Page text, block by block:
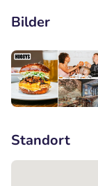
Bilder
Standort